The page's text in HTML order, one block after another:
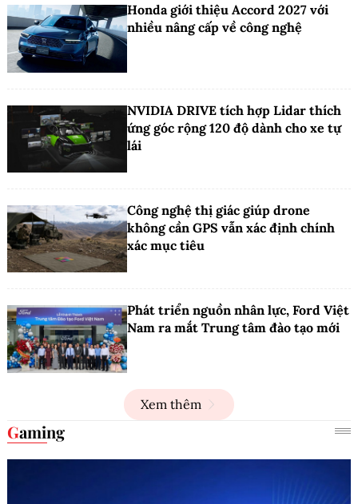
Honda giới thiệu Accord 2027 với
nhiều nâng cấp về công nghệ
NVIDIA DRIVE tích hợp Lidar thích
ứng góc rộng 120 độ dành cho xe tự
lái
Công nghệ thị giác giúp drone
không cần GPS vẫn xác định chính
xác mục tiêu
Phát triển nguồn nhân lực, Ford Việt
Nam ra mắt Trung tâm đào tạo mới
Xem thêm
Gaming